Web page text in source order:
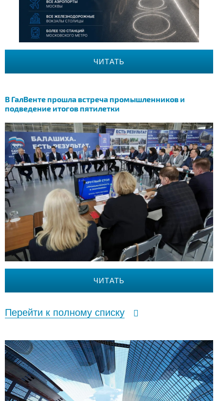
ЧИТАТЬ
В ГалВенте прошла встреча промышленников и
подведение итогов пятилетки
ЧИТАТЬ
Перейти к полному списку